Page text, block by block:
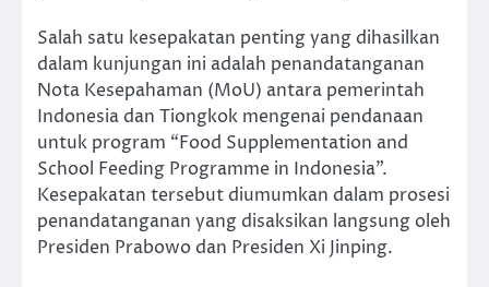
Salah satu kesepakatan penting yang dihasilkan
dalam kunjungan ini adalah penandatanganan
Nota Kesepahaman (MoU) antara pemerintah
Indonesia dan Tiongkok mengenai pendanaan
untuk program “Food Supplementation and
School Feeding Programme in Indonesia”.
Kesepakatan tersebut diumumkan dalam prosesi
penandatanganan yang disaksikan langsung oleh
Presiden Prabowo dan Presiden Xi Jinping.